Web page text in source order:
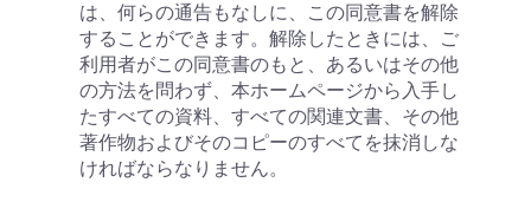
は、何らの通告もなしに、この同意書を解除
することができます。解除したときには、ご
利用者がこの同意書のもと、あるいはその他
の方法を問わず、本ホームページから入手し
たすべての資料、すべての関連文書、その他
著作物およびそのコピーのすべてを抹消しな
ければならなりません。